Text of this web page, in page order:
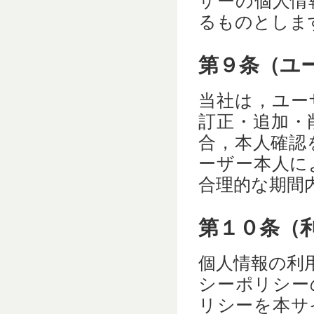
るものとしま
第９条（ユ
当社は，ユ
訂正・追加
合，本人確
ーザー本人
合理的な期間
第１０条（
個人情報の利
シーポリシ
リシーを本